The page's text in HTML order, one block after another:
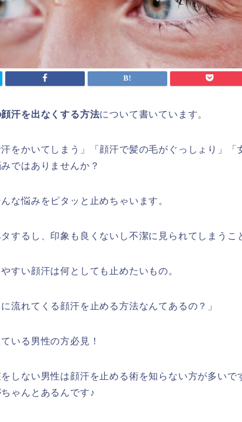
汗を出なくする方法について書いています。
汗をかいてしまう」「顔汗で髪の毛がぐっしょり」「
ではありませんか？
な悩みをピタッと止めちゃいます。
するし、印象も良くないし不潔に見られてしまうこ
すい顔汗は何としても止めたいもの。
に流れてくる顔汗を止める方法なんてあるの？」
いる男性の方必見！
しない男性は顔汗を止める術を知らない方が多いで
ゃんとあるんです♪